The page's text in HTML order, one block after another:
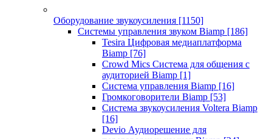
Оборудование звукоусиления [1150]
Системы управления звуком Biamp [186]
Tesira Цифровая медиаплатформа
Biamp [76]
Crowd Mics Система для общения с
аудиторией Biamp [1]
Система управления Biamp [16]
Громкоговорители Biamp [53]
Система звукоусиления Voltera Biamp
[16]
Devio Аудиорешение для